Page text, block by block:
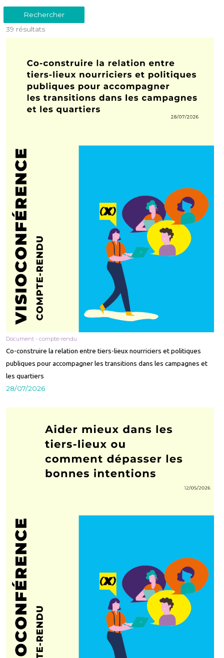
Rechercher
39 résultats
Document - compte-rendu
Co-construire la relation entre tiers-lieux nourriciers et politiques
publiques pour accompagner les transitions dans les campagnes et
les quartiers
28/07/2026